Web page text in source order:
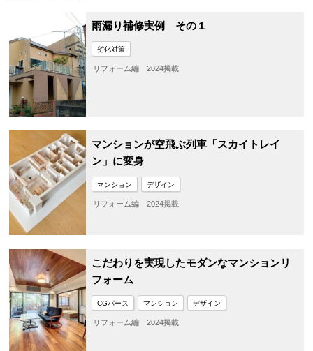
雨漏り補修実例 その１
劣化対策
リフォーム編 2024掲載
マンションが空飛ぶ列車「スカイトレイ
ン」に変身
マンション デザイン
リフォーム編 2024掲載
こだわりを実現したモダンなマンションリ
フォーム
CGパース マンション デザイン
リフォーム編 2024掲載